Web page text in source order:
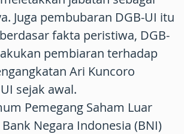
Juga pembubaran DGB-UI itu
fakta peristiwa, DGB-
pembiaran terhadap
Ari Kuncoro
sejak awal.
Pemegang Saham Luar
Bank Negara Indonesia (BNI)